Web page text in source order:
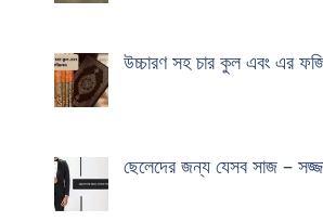
উচ্চারণ সহ চার কুল এবং এর
ছেলেদের জন্য যেসব সাজ –